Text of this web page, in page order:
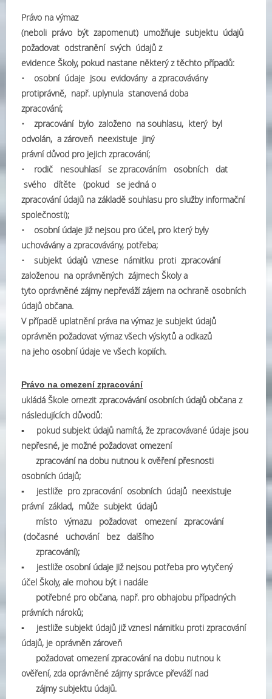
Právo na výmaz
(neboli právo být zapomenut) umožňuje subjektu údajů
požadovat odstranění svých údajů z
evidence Školy, pokud nastane některý z těchto případů:
• osobní údaje jsou evidovány a zpracovávány
protiprávně, např. uplynula stanovená doba
zpracování;
• zpracování bylo založeno na souhlasu, který byl
odvolán, a zároveň neexistuje jiný
právní důvod pro jejich zpracování;
• rodič nesouhlasí se zpracováním osobních dat
svého dítěte (pokud se jedná o
zpracování údajů na základě souhlasu pro služby informační
společnosti);
• osobní údaje již nejsou pro účel, pro který byly
uchovávány a zpracovávány, potřeba;
• subjekt údajů vznese námitku proti zpracování
založenou na oprávněných zájmech Školy a
tyto oprávněné zájmy nepřeváží zájem na ochraně osobních
údajů občana.
V případě uplatnění práva na výmaz je subjekt údajů
oprávněn požadovat výmaz všech výskytů a odkazů
na jeho osobní údaje ve všech kopiích.
Právo na omezení zpracování
ukládá Škole omezit zpracovávání osobních údajů občana z
následujících důvodů:
▪ pokud subjekt údajů namítá, že zpracovávané údaje jsou
nepřesné, je možné požadovat omezení
zpracování na dobu nutnou k ověření přesnosti
osobních údajů;
▪ jestliže pro zpracování osobních údajů neexistuje
právní základ, může subjekt údajů
místo výmazu požadovat omezení zpracování
(dočasné uchování bez dalšího
zpracování);
▪ jestliže osobní údaje již nejsou potřeba pro vytyčený
účel Školy, ale mohou být i nadále
potřebné pro občana, např. pro obhajobu případných
právních nároků;
▪ jestliže subjekt údajů již vznesl námitku proti zpracování
údajů, je oprávněn zároveň
požadovat omezení zpracování na dobu nutnou k
ověření, zda oprávněné zájmy správce převáží nad
zájmy subjektu údajů.